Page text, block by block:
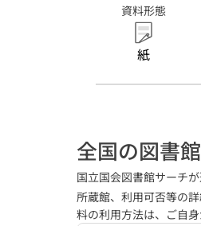
資料形態
紙
全国の図書
国立国会図書館サーチ
所蔵館、利用可否等の
料の利用方法は、ご自